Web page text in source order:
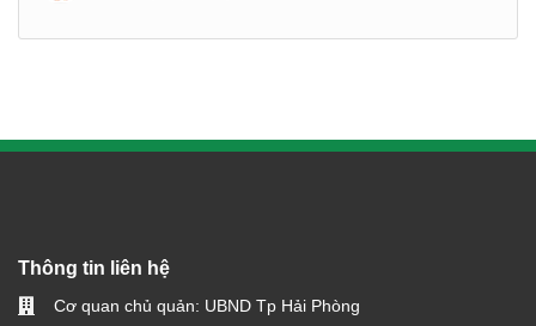
Thông tin liên hệ
Cơ quan chủ quản: UBND Tp Hải Phòng